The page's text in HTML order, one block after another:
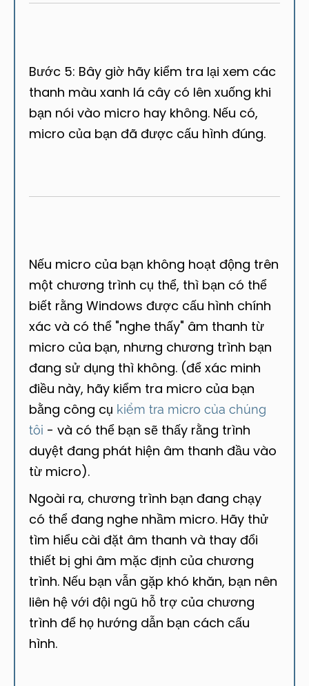
Bước 5: Bây giờ hãy kiểm tra lại xem các
thanh màu xanh lá cây có lên xuống khi
bạn nói vào micro hay không. Nếu có,
micro của bạn đã được cấu hình đúng.
Nếu micro của bạn không hoạt động trên
một chương trình cụ thể, thì bạn có thể
biết rằng Windows được cấu hình chính
xác và có thể "nghe thấy" âm thanh từ
micro của bạn, nhưng chương trình bạn
đang sử dụng thì không. (để xác minh
điều này, hãy kiểm tra micro của bạn
bằng công cụ kiểm tra micro của chúng
tôi - và có thể bạn sẽ thấy rằng trình
duyệt đang phát hiện âm thanh đầu vào
từ micro).
Ngoài ra, chương trình bạn đang chạy
có thể đang nghe nhầm micro. Hãy thử
tìm hiểu cài đặt âm thanh và thay đổi
thiết bị ghi âm mặc định của chương
trình. Nếu bạn vẫn gặp khó khăn, bạn nên
liên hệ với đội ngũ hỗ trợ của chương
trình để họ hướng dẫn bạn cách cấu
hình.